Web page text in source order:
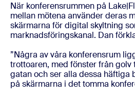
När konferensrummen på
mellan mötena använder deras
skärmarna för digital skyltning
marknadsföringskanal. Dan
”Några av våra konferensrum
trottoaren, med fönster från golv
gatan och ser alla dessa häftiga
på skärmarna i det tomma